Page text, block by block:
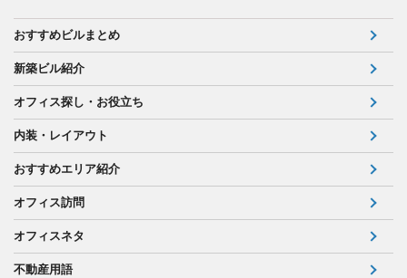
おすすめビルまとめ
新築ビル紹介
オフィス探し・お役立ち
内装・レイアウト
おすすめエリア紹介
オフィス訪問
オフィスネタ
不動産用語